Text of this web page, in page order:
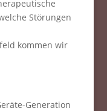
Störungen
kommen wir
Generation